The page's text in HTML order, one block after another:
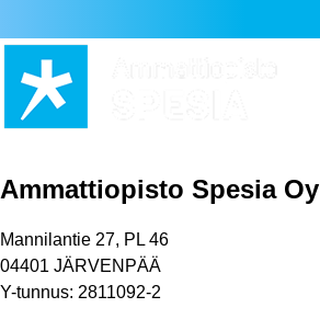
Ammattiopisto Spesia Oy
Mannilantie 27, PL 46
04401 JÄRVENPÄÄ
Y-tunnus: 2811092-2